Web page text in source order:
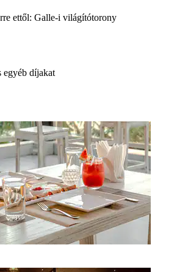
ettől: Galle-i világítótorony
egyéb díjakat